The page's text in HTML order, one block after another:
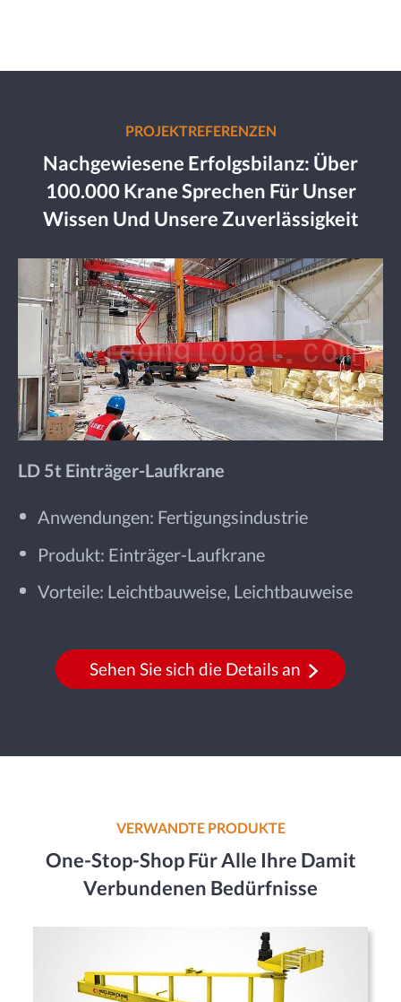
PROJEKTREFERENZEN
Nachgewiesene Erfolgsbilanz: Über
100.000 Krane Sprechen Für Unser
Wissen Und Unsere Zuverlässigkeit
LD 5t Einträger-Laufkrane
Anwendungen: Fertigungsindustrie
Produkt: Einträger-Laufkrane
Vorteile: Leichtbauweise, Leichtbauweise
Sehen Sie sich die Details an
VERWANDTE PRODUKTE
One-Stop-Shop Für Alle Ihre Damit
Verbundenen Bedürfnisse